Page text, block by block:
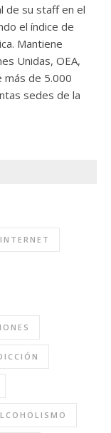
de su staff en el
el índice de
Mantiene
Unidas, OEA,
más de 5.000
sedes de la